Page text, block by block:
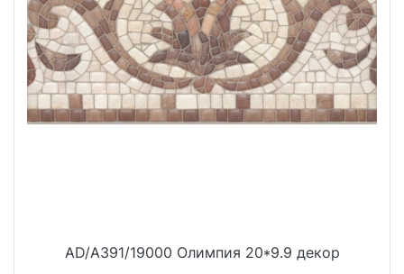
AD/A391/19000 Олимпия 20*9.9 декор